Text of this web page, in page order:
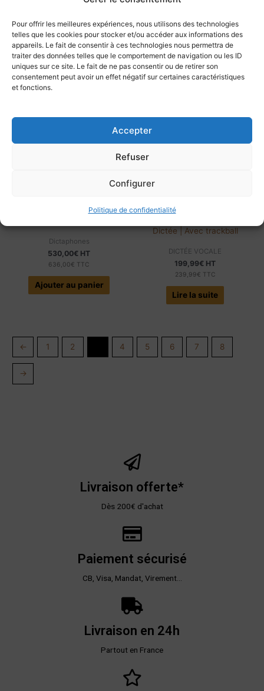
Pour offrir les meilleures expériences, nous utilisons des technologies
telles que les cookies pour stocker et/ou accéder aux informations des
appareils. Le fait de consentir à ces technologies nous permettra de
traiter des données telles que le comportement de navigation ou les ID
uniques sur ce site. Le fait de ne pas consentir ou de retirer son
consentement peut avoir un effet négatif sur certaines caractéristiques
et fonctions.
Accepter
Refuser
Configurer
Politique de confidentialité
1305,60 €TTC
Ajouter au panier
418,80 €TTC
Ajouter au panier
Dictaphone Philips DPM8100 |
Dictaphones
530,00€ HT
636,00€ TTC
Ajouter au panier
EN RUPTURE DE STOCK
Micro Olympus RM 4010P |
Dictée | Avec trackball
DICTÉE VOCALE
199,99€ HT
239,99€ TTC
Lire la suite
← 1 2 4 5 6 7 8
→
Livraison offerte*
Dès 200€ d'achat
Paiement sécurisé
CB, Visa, Mandat, Virement...
Livraison en 24h
Partout en France